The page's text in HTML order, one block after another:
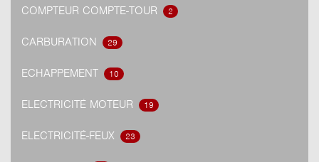
COMPTEUR COMPTE-TOUR 2
CARBURATION 29
ECHAPPEMENT 10
ELECTRICITÉ MOTEUR 19
ELECTRICITÉ-FEUX 23